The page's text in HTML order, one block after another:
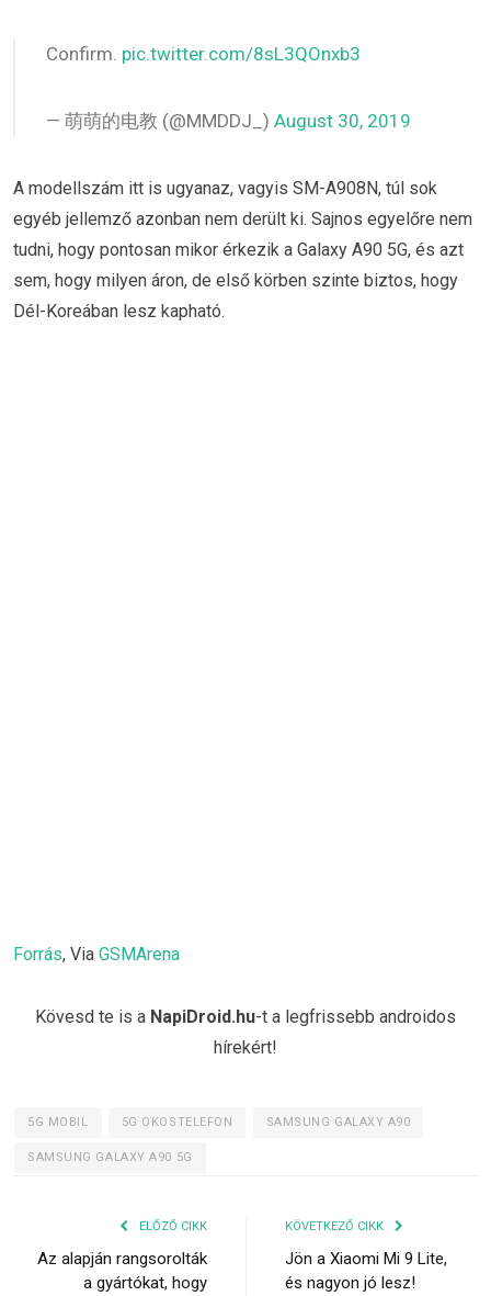
Confirm. pic.twitter.com/8sL3QOnxb3
— 萌萌的电教 (@MMDDJ_) August 30, 2019
A modellszám itt is ugyanaz, vagyis SM-A908N, túl sok
egyéb jellemző azonban nem derült ki. Sajnos egyelőre nem
tudni, hogy pontosan mikor érkezik a Galaxy A90 5G, és azt
sem, hogy milyen áron, de első körben szinte biztos, hogy
Dél-Koreában lesz kapható.
Forrás, Via GSMArena
Kövesd te is a NapiDroid.hu-t a legfrissebb androidos
hírekért!
5G MOBIL 5G OKOSTELEFON SAMSUNG GALAXY A90
SAMSUNG GALAXY A90 5G
ELŐZŐ CIKK
Az alapján rangsorolták
a gyártókat, hogy
KÖVETKEZŐ CIKK
Jön a Xiaomi Mi 9 Lite,
és nagyon jó lesz!